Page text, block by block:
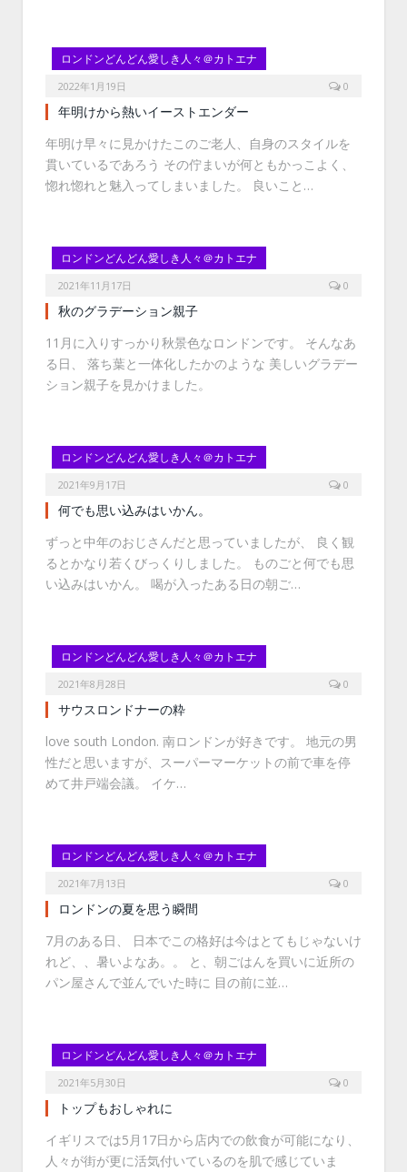
ロンドンどんどん愛しき人々＠カトエナ
2022年1月19日 0
年明けから熱いイーストエンダー
年明け早々に見かけたこのご老人、自身のスタイルを
貫いているであろう その佇まいが何ともかっこよく、
惚れ惚れと魅入ってしまいました。 良いこと…
ロンドンどんどん愛しき人々＠カトエナ
2021年11月17日 0
秋のグラデーション親子
11月に入りすっかり秋景色なロンドンです。 そんなあ
る日、 落ち葉と一体化したかのような 美しいグラデー
ション親子を見かけました。
ロンドンどんどん愛しき人々＠カトエナ
2021年9月17日 0
何でも思い込みはいかん。
ずっと中年のおじさんだと思っていましたが、 良く観
るとかなり若くびっくりしました。 ものごと何でも思
い込みはいかん。 喝が入ったある日の朝ご…
ロンドンどんどん愛しき人々＠カトエナ
2021年8月28日 0
サウスロンドナーの粋
love south London. 南ロンドンが好きです。 地元の男
性だと思いますが、スーパーマーケットの前で車を停
めて井戸端会議。 イケ…
ロンドンどんどん愛しき人々＠カトエナ
2021年7月13日 0
ロンドンの夏を思う瞬間
7月のある日、 日本でこの格好は今はとてもじゃないけ
れど、、暑いよなあ。。 と、朝ごはんを買いに近所の
パン屋さんで並んでいた時に 目の前に並…
ロンドンどんどん愛しき人々＠カトエナ
2021年5月30日 0
トップもおしゃれに
イギリスでは5月17日から店内での飲食が可能になり、
人々が街が更に活気付いているのを肌で感じていま